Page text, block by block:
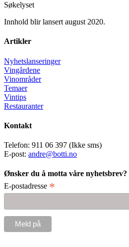
Søkelyset
Innhold blir lansert august 2020.
Artikler
Nyhetslanseringer
Vingårdene
Vinområder
Temaer
Vintips
Restauranter
Kontakt
Telefon: 911 06 397 (Ikke sms)
E-post: andre@botti.no
Ønsker du å motta våre nyhetsbrev?
E-postadresse *